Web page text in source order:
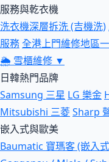
服務與乾衣機
洗衣機深層拆洗 (吉機洗)
服務全港上門維修地區
🌦 雪櫃維修 ▼
日韓熱門品牌
Samsung 三星 LG 樂金
Mitsubishi 三菱Sharp
嵌入式與歐美
Baumatic 寶瑪客 (嵌入